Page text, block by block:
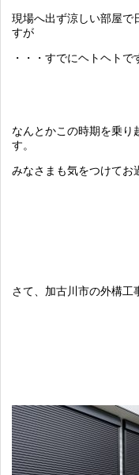
現場へ出ず涼しい部屋で
すが
・・・すでにヘトヘトで
なんとかこの時期を乗り
す。
みなさまも気をつけてお
さて、加古川市の外構工